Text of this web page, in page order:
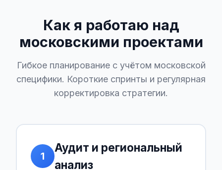
Как я работаю над
московскими проектами
Гибкое планирование с учётом московской
специфики. Короткие спринты и регулярная
корректировка стратегии.
1
Аудит и региональный
анализ